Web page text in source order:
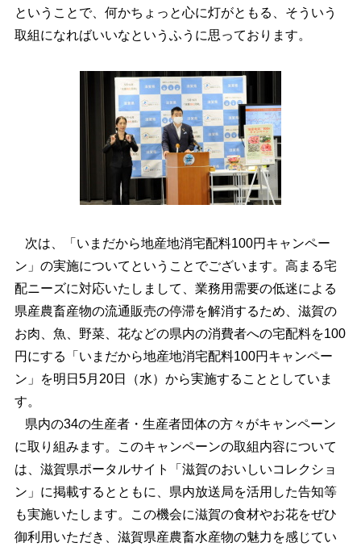
ということで、何かちょっと心に灯がともる、そういう
取組になればいいなというふうに思っております。
次は、「いまだから地産地消宅配料100円キャンペー
ン」の実施についてということでございます。高まる宅
配ニーズに対応いたしまして、業務用需要の低迷による
県産農畜産物の流通販売の停滞を解消するため、滋賀の
お肉、魚、野菜、花などの県内の消費者への宅配料を100
円にする「いまだから地産地消宅配料100円キャンペー
ン」を明日5月20日（水）から実施することとしていま
す。
県内の34の生産者・生産者団体の方々がキャンペーン
に取り組みます。このキャンペーンの取組内容について
は、滋賀県ポータルサイト「滋賀のおいしいコレクショ
ン」に掲載するとともに、県内放送局を活用した告知等
も実施いたします。この機会に滋賀の食材やお花をぜひ
御利用いただき、滋賀県産農畜水産物の魅力を感じてい